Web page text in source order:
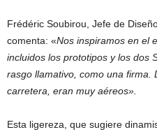
Frédéric Soubirou, Jefe de
comenta: «Nos inspiramos en el
incluidos los prototipos y los dos
rasgo llamativo, como una firma.
carretera, eran muy aéreos».
Esta ligereza, que sugiere